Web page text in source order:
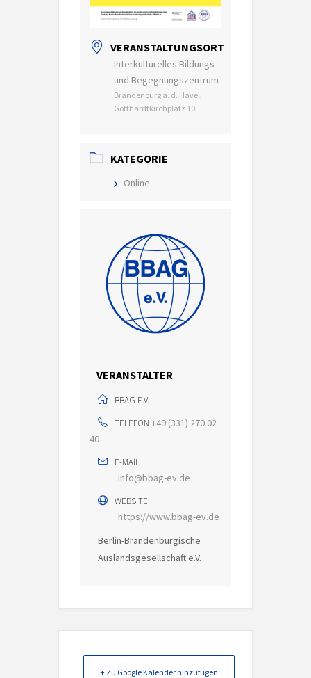
VERANSTALTUNGSORT
Interkulturelles Bildungs-
und Begegnungszentrum
Brandenburg a. d. Havel,
Gotthardtkirchplatz 10
KATEGORIE
Online
VERANSTALTER
BBAG E.V.
TELEFON +49 (331) 270 02
40
E-MAIL
info@bbag-ev.de
WEBSITE
https://www.bbag-ev.de
Berlin-Brandenburgische
Auslandsgesellschaft e.V.
+ Zu Google Kalender hinzufügen